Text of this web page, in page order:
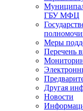
ГБУ МФЦ
Меры
Перечень
Другая
Новости